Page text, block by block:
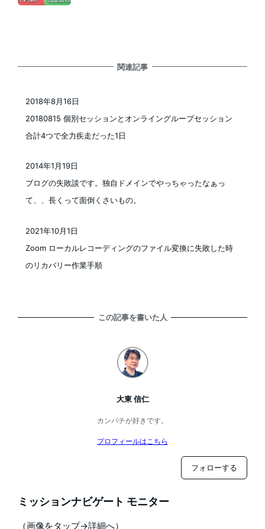
関連記事
20180815 個別セッションとオンライングループセッション
合計4つで全力疾走だった1日
2018年8月16日
ブログの失敗談です。独自ドメインでやっちゃったなぁっ
て、、長くって面倒くさいもの。
2014年1月19日
Zoom ローカルレコーディングのファイル変換に失敗した時
のリカバリー作業手順
2021年10月1日
この記事を書いた人
大東 信仁
カンパチが好きです。
プロフィールはこちら
フォローする
ミッションナビゲート モニター
（画像をタップ→詳細へ）